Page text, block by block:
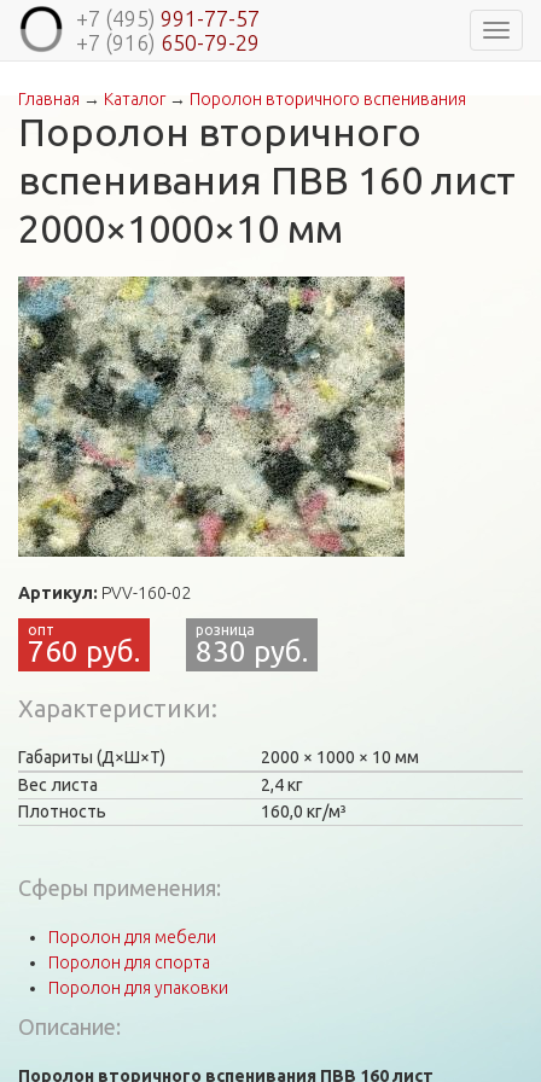
+7 (495) 991-77-57
+7 (916) 650-79-29
Вы здесь
Главная → Каталог→ Поролон вторичного вспенивания
Поролон вторичного
вспенивания ПВВ 160 лист
2000×1000×10 мм
Артикул: PVV-160-02
760 руб. 830 руб.
Характеристики
Габариты (Д×Ш×Т) 2000 1000
10 мм
Вес листа
2,4 кг
Плотность
160,0 кг/м³
Сферы применения:
Поролон для мебели
Поролон для спорта
Поролон для упаковки
Описание:
Поролон вторичного вспенивания ПВВ 160 лист